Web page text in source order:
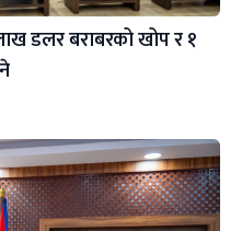
डलर बराबरको खोप र १